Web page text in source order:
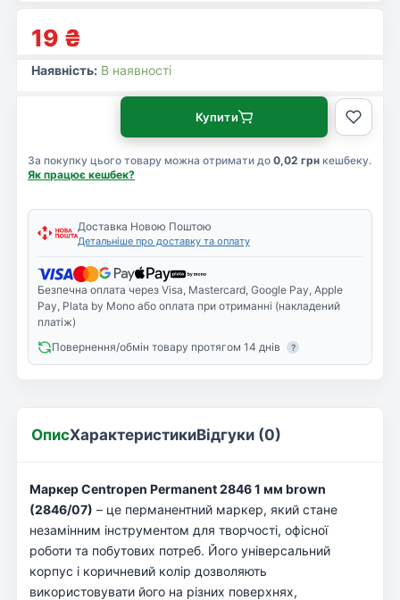
19 ₴
Наявність: В наявності
За покупку цього товару можна отримати до 0,02 грн кешбеку.
Як працює кешбек?
Купити
Доставка Новою Поштою
Детальніше про доставку та оплату
Безпечна оплата через Visa, Mastercard, Google Pay, Apple
Pay, Plata by Mono або оплата при отриманні (накладений
платіж)
Повернення/обмін товару протягом 14 днів
?
ОписХарактеристикиВідгуки (0)
Маркер Centropen Permanent 2846 1 мм brown
(2846/07) – це перманентний маркер, який стане
незамінним інструментом для творчості, офісної
роботи та побутових потреб. Його універсальний
корпус і коричневий колір дозволяють
використовувати його на різних поверхнях,